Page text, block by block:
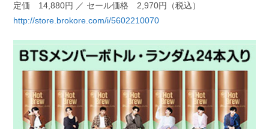
定価 14,880円 ／ セール価格 2,970円（税込）
http://store.brokore.com/i/5602210070